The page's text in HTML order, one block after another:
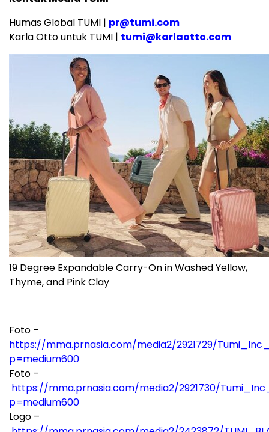
Humas Global TUMI | pr@tumi.com
Karla Otto untuk TUMI | tumi@karlaotto.com
19 Degree Expandable Carry-On in Washed Yellow,
Thyme, and Pink Clay
Foto –
https://mma.prnasia.com/media2/2921729/
p=medium600
Foto –
https://mma.prnasia.com/media2/2921730/
p=medium600
Logo –